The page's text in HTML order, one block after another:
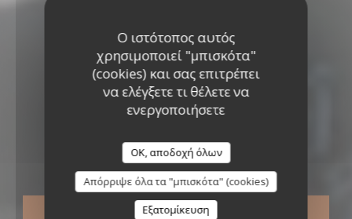
Ο ιστότοπος αυτός
χρησιμοποιεί "μπισκότα"
(cookies) και σας επιτρέπει
να ελέγξετε τι θέλετε να
ενεργοποιήσετε
OK, αποδοχή όλων
Απόρριψε όλα τα "μπισκότα" (cookies)
Εξατομίκευση
Le Pavillon de Bailly
ΚΆΝΤΕ ΚΡΆΤΗΣΗ ΤΡΑΠΕΖΙΟΎ
LE PAVILLON DE BAILLY